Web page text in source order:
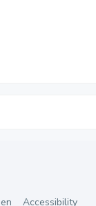
Accessibility